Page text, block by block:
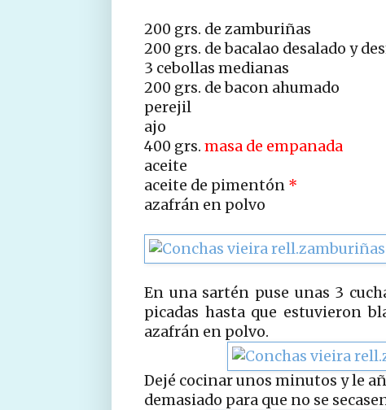
200 grs. de zamburiñas
200 grs. de bacalao desalado y
3 cebollas medianas
200 grs. de bacon ahumado
perejil
ajo
400 grs. masa de empanada
aceite
aceite de pimentón *
azafrán en polvo
En una sartén puse unas 3
picadas hasta que estuvieron
azafrán en polvo.
Dejé cocinar unos minutos y le
demasiado para que no se